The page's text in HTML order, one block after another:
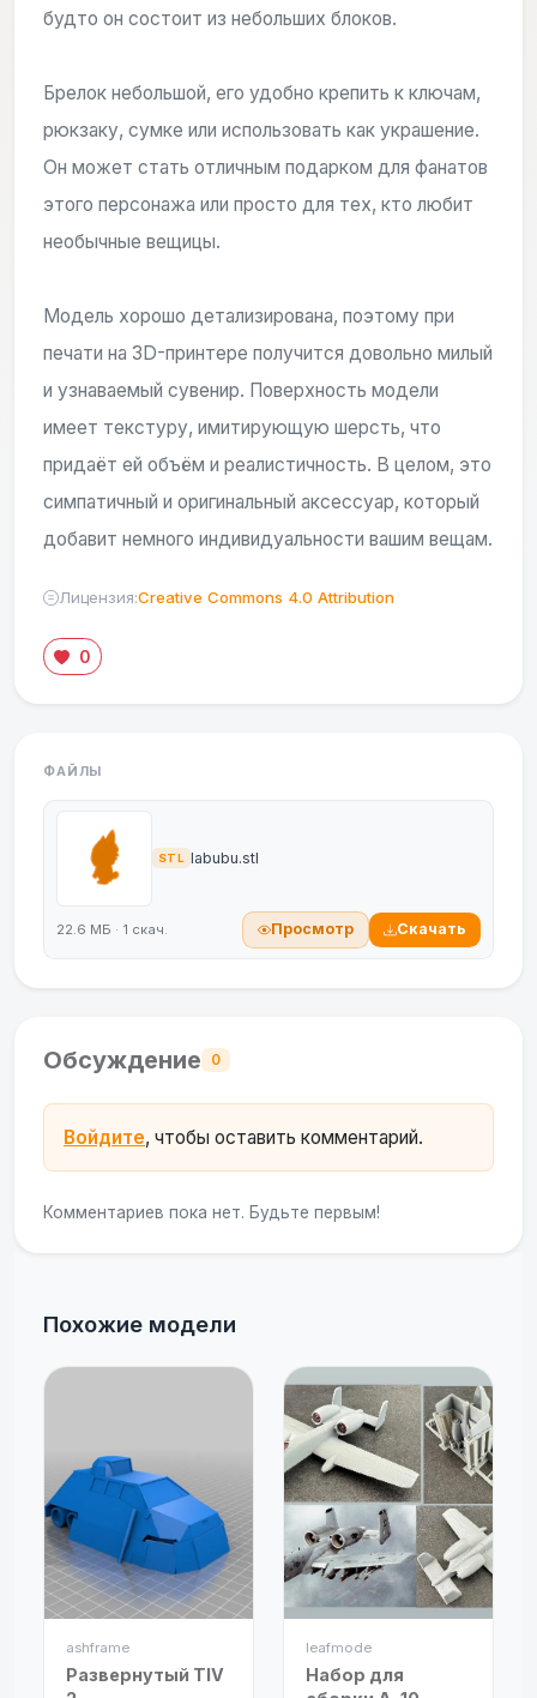
будто он состоит из небольших блоков.
Брелок небольшой, его удобно крепить к ключам,
рюкзаку, сумке или использовать как украшение.
Он может стать отличным подарком для фанатов
этого персонажа или просто для тех, кто любит
необычные вещицы.
Модель хорошо детализирована, поэтому при
печати на 3D-принтере получится довольно милый
и узнаваемый сувенир. Поверхность модели
имеет текстуру, имитирующую шерсть, что
придаёт ей объём и реалистичность. В целом, это
симпатичный и оригинальный аксессуар, который
добавит немного индивидуальности вашим вещам.
Лицензия:Creative Commons 4.0 Attribution
0
ФАЙЛЫ
STL labubu.stl
22.6 МБ · 1 скач. Просмотр Скачать
Обсуждение 0
Войдите, чтобы оставить комментарий.
Комментариев пока нет. Будьте первым!
Похожие модели
ashframe
Развернутый TIV
leafmode
Набор для